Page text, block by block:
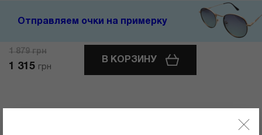
1 879грн
1 315 грн
В КОРЗИНУ
Отправляем очки на примерку
0